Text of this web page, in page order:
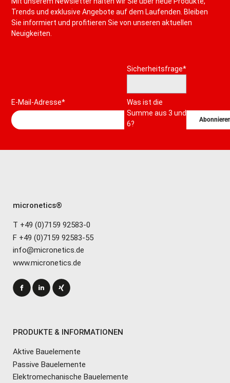
Trends und exklusive Angebote auf dem Laufenden. Bleiben
Sie informiert und profitieren Sie von unseren aktuellen
Neuigkeiten.
E-Mail-Adresse*
Pflichtfeld
Sicherheitsfrage*
Was ist die
Summe aus 3 und
6?
micronetics®
T +49 (0)7159 92583-0
F +49 (0)7159 92583-55
info@micronetics.de
www.micronetics.de
PRODUKTE & INFORMATIONEN
Aktive Bauelemente
Passive Bauelemente
Elektromechanische Bauelemente